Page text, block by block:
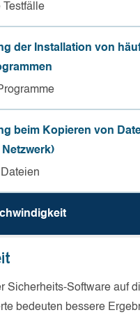
Testfälle
der Installation von
beim Kopieren von
Sicherheits-Software auf
bedeuten bessere